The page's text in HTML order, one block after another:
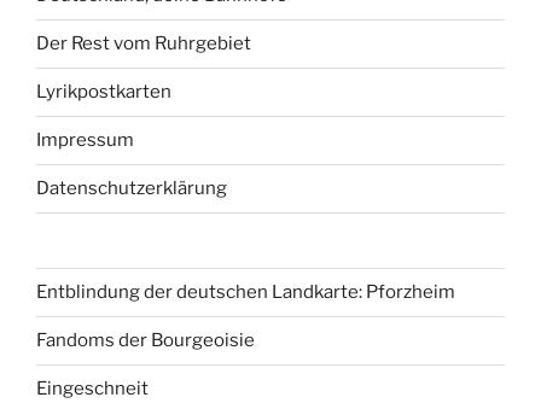
Der Rest vom Ruhrgebiet
Lyrikpostkarten
Impressum
Datenschutzerklärung
Entblindung der deutschen Landkarte: Pforzheim
Fandoms der Bourgeoisie
Eingeschneit